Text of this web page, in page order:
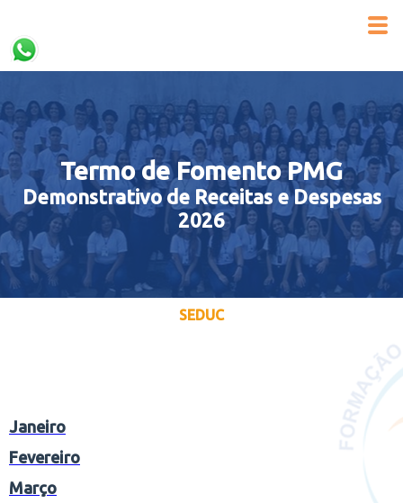
Termo de Fomento PMG
Demonstrativo de Receitas e Despesas
2026
SEDUC
Janeiro
Fevereiro
Março